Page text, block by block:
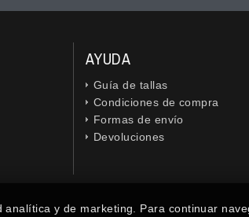
AYUDA
Guía de tallas
Condiciones de compra
Formas de envío
Devoluciones
y de marketing. Para continuar